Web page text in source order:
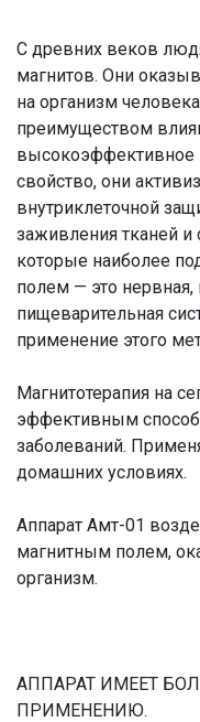
С древних веков
магнитов. Они
на организм
преимуществом
свойство, они
внутриклеточной
заживления тканей и
которые наиболее
полем — это нервная,
пищеварительная
применение этого
Магнитотерапия на
эффективным
заболеваний.
домашних условиях.
Аппарат Амт-01
магнитным полем,
организм.
АППАРАТ ИМЕЕТ
ПРИМЕНЕНИЮ.